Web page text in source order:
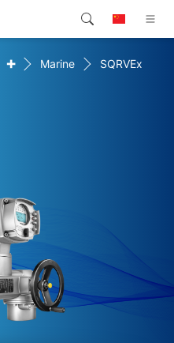
+ Marine SQRVEx